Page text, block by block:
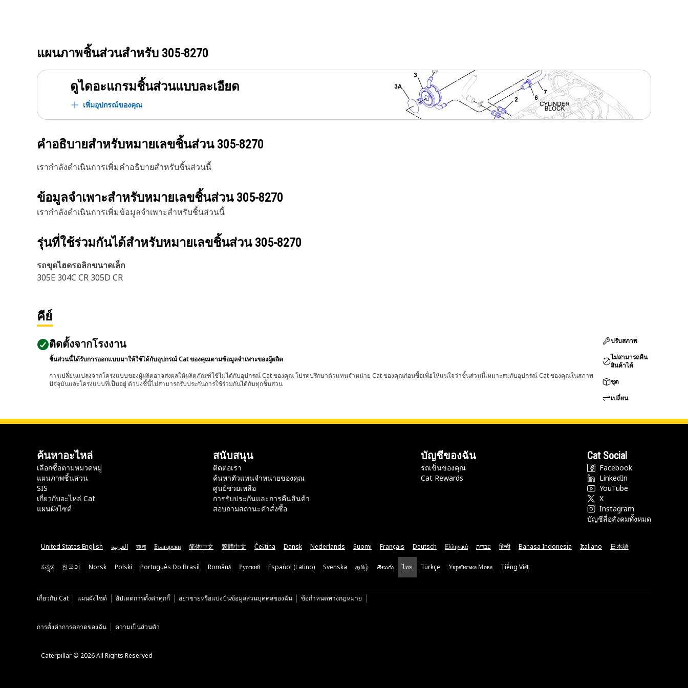
แผนภาพชิ้นส่วนสำหรับ 305-8270
ดูไดอะแกรมชิ้นส่วนแบบละเอียด
เพิ่มอุปกรณ์ของคุณ
คำอธิบายสำหรับหมายเลขชิ้นส่วน 305-8270
เรากำลังดำเนินการเพิ่มคำอธิบายสำหรับชิ้นส่วนนี้
ข้อมูลจำเพาะสำหรับหมายเลขชิ้นส่วน 305-8270
เรากำลังดำเนินการเพิ่มข้อมูลจำเพาะสำหรับชิ้นส่วนนี้
รุ่นที่ใช้ร่วมกันได้สำหรับหมายเลขชิ้นส่วน 305-8270
รถขุดไฮดรอลิกขนาดเล็ก
305E 304C CR 305D CR
คีย์
ติดตั้งจากโรงงาน
ชิ้นส่วนนี้ได้รับการออกแบบมาให้ใช้ได้กับอุปกรณ์ Cat ของคุณตามข้อมูลจำเพาะของผู้ผลิต
การเปลี่ยนแปลงจากโครงแบบของผู้ผลิตอาจส่งผลให้ผลิตภัณฑ์ใช้ไม่ได้กับอุปกรณ์ Cat ของคุณ โปรดปรึกษาตัวแทนจำหน่าย Cat ของคุณก่อนซื้อเพื่อให้แน่ใจว่าชิ้นส่วนนี้เหมาะสมกับอุปกรณ์ Cat ของคุณในสภาพ
ปัจจุบันและโครงแบบที่เป็นอยู่ ตัวบ่งชี้นี้ไม่สามารถรับประกันการใช้ร่วมกันได้กับทุกชิ้นส่วน
ปรับสภาพ
ไม่สามารถคืน
สินค้าได้
ชุด
เปลี่ยน
ค้นหาอะไหล่
เลือกซื้อตามหมวดหมู่
แผนภาพชิ้นส่วน
SIS
เกี่ยวกับอะไหล่ Cat
แผนผังไซต์
สนับสนุน
ติดต่อเรา
ค้นหาตัวแทนจำหน่ายของคุณ
ศูนย์ช่วยเหลือ
การรับประกันและการคืนสินค้า
สอบถามสถานะคำสั่งซื้อ
บัญชีของฉัน
รถเข็นของคุณ
Cat Rewards
Cat Social
Facebook
LinkedIn
YouTube
X
Instagram
บัญชีสื่อสังคมทั้งหมด
United States English العربية বাংলা Български 简体中文 繁體中文 Čeština Dansk Nederlands Suomi Français Deutsch Ελληνικά עברית हिन्दी Bahasa Indonesia Italiano 日本語
ಕನ್ನಡ 한국어 Norsk Polski Português Do Brasil Română Русский Español (Latino) Svenska தமிழ் తెలుగు ไทย Türkçe Українська Мова Tiếng Việt
เกี่ยวกับ Cat แผนผังไซต์ อัปเดตการตั้งค่าคุกกี้ อย่าขายหรือแบ่งปันข้อมูลส่วนบุคคลของฉัน ข้อกำหนดทางกฎหมาย
การตั้งค่าการตลาดของฉัน ความเป็นส่วนตัว
Caterpillar © 2026 All Rights Reserved